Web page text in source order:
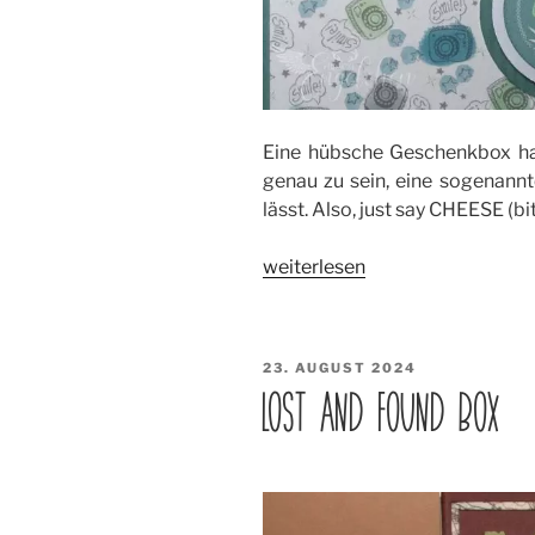
Eine hübsche Geschenkbox
genau zu sein, eine
lässt. Also, just say CHEESE
„Split-
weiterlesen
VERÖFFENTLICHT
23. AUGUST 2024
LOST AND FOUND BOX